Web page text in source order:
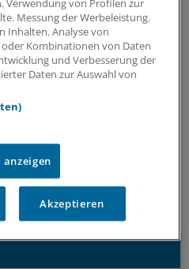
zu befriedigen
mit der Deutschen
Infonetz Krebs eingerichtet.
Krebs
Verwendung von Profilen zur
Messung der Werbeleistung.
Inhalten. Analyse von
Kombinationen von Daten
und Verbesserung der
Daten zur Auswahl von
anzeigen
Akzeptieren